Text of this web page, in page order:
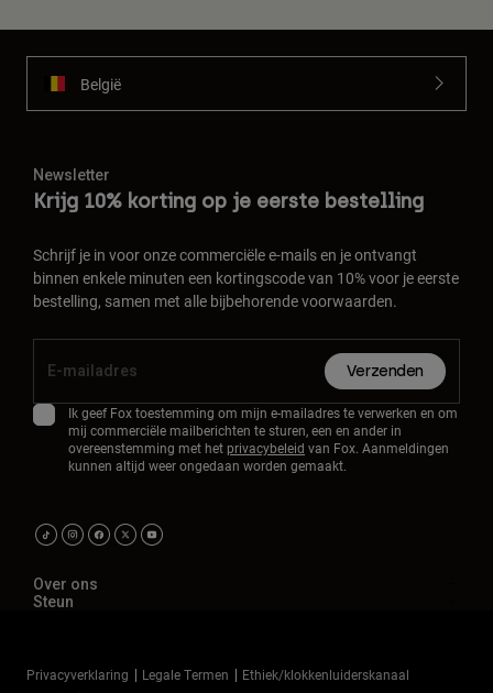
België
Newsletter
Krijg 10% korting op je eerste bestelling
Schrijf je in voor onze commerciële e-mails en je ontvangt
binnen enkele minuten een kortingscode van 10% voor je eerste
bestelling, samen met alle bijbehorende voorwaarden.
Verzenden
Ik geef Fox toestemming om mijn e-mailadres te verwerken en om
mij commerciële mailberichten te sturen, een en ander in
overeenstemming met het privacybeleid van Fox. Aanmeldingen
kunnen altijd weer ongedaan worden gemaakt.
Over ons
Steun
Privacyverklaring Legale Termen
Ethiek/klokkenluiderskanaal